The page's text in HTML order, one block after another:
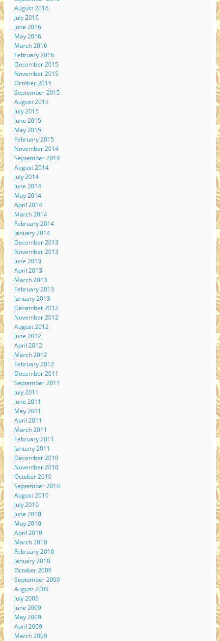
August 2016
July 2016
June 2016
May 2016
March 2016
February 2016
December 2015
November 2015
October 2015
September 2015
August 2015
July 2015
June 2015
May 2015
February 2015
November 2014
September 2014
August 2014
July 2014
June 2014
May 2014
April 2014
March 2014
February 2014
January 2014
December 2013
November 2013
June 2013
April 2013
March 2013
February 2013
January 2013
December 2012
November 2012
August 2012
June 2012
April 2012
March 2012
February 2012
December 2011
September 2011
July 2011
June 2011
May 2011
April 2011
March 2011
February 2011
January 2011
December 2010
November 2010
October 2010
September 2010
August 2010
July 2010
June 2010
May 2010
April 2010
March 2010
February 2010
January 2010
October 2009
September 2009
August 2009
July 2009
June 2009
May 2009
April 2009
March 2009